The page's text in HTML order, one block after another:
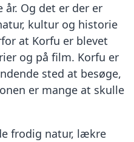
år. Og det er der er
kultur og historie
at Korfu er blevet
og på film. Korfu er
sted at besøge,
er mange at skulle
frodig natur, lækre